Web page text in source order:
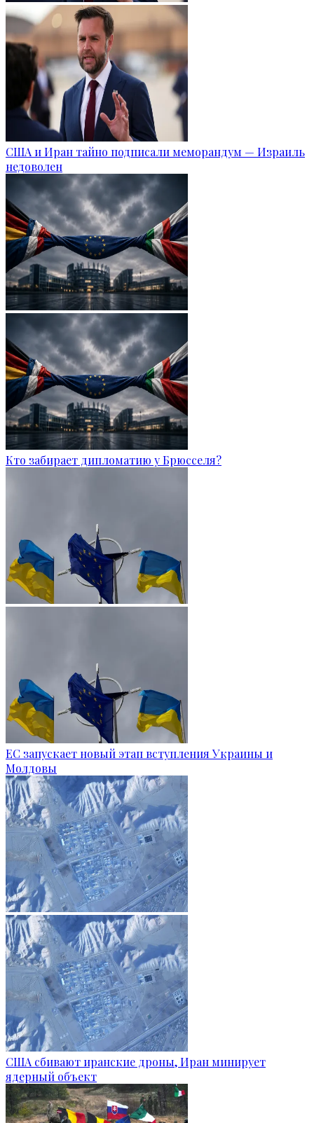
США и Иран тайно подписали меморандум — Израиль
недоволен
Кто забирает дипломатию у Брюсселя?
ЕС запускает новый этап вступления Украины и
Молдовы
США сбивают иранские дроны, Иран минирует
ядерный объект